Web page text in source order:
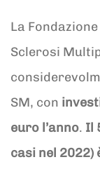
La
Sclerosi
SM, con
euro l’anno. Il
casi nel